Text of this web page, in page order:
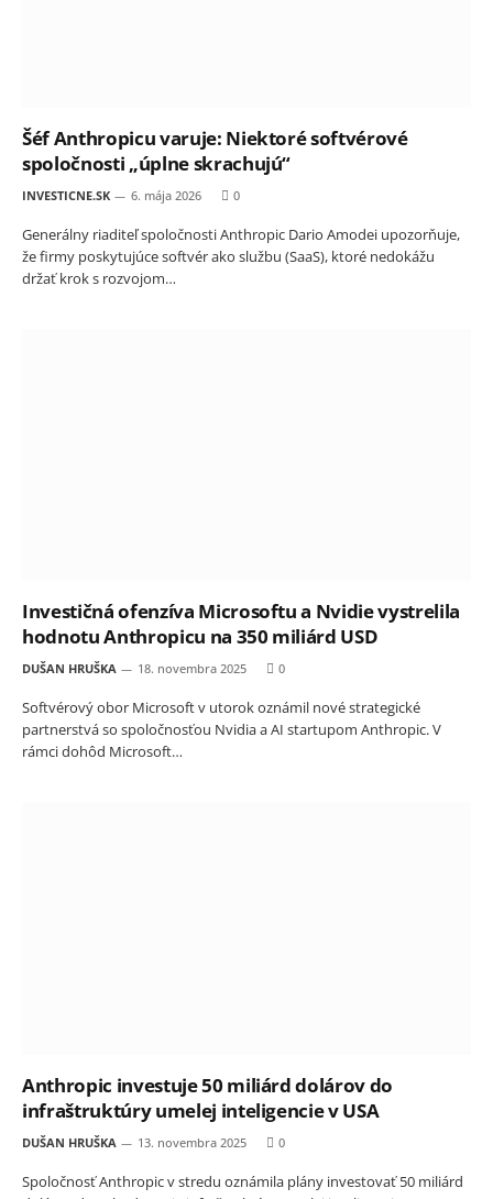
Šéf Anthropicu varuje: Niektoré softvérové
spoločnosti „úplne skrachujú“
INVESTICNE.SK 6. mája 2026 0
Generálny riaditeľ spoločnosti Anthropic Dario Amodei upozorňuje,
že firmy poskytujúce softvér ako službu (SaaS), ktoré nedokážu
držať krok s rozvojom…
Investičná ofenzíva Microsoftu a Nvidie vystrelila
hodnotu Anthropicu na 350 miliárd USD
DUŠAN HRUŠKA 18. novembra 2025 0
Softvérový obor Microsoft v utorok oznámil nové strategické
partnerstvá so spoločnosťou Nvidia a AI startupom Anthropic. V
rámci dohôd Microsoft…
Anthropic investuje 50 miliárd dolárov do
infraštruktúry umelej inteligencie v USA
DUŠAN HRUŠKA 13. novembra 2025 0
Spoločnosť Anthropic v stredu oznámila plány investovať 50 miliárd